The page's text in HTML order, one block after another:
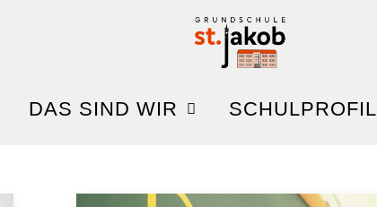
DAS SIND WIR SCHULPROFIL